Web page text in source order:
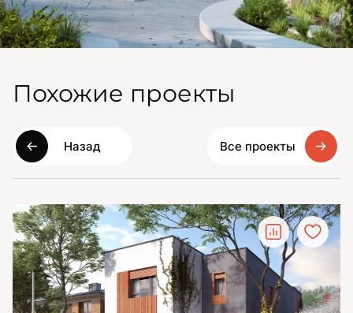
Похожие проекты
Назад Все проекты